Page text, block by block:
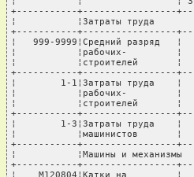
+-----------+-----------------
¦           ¦Затраты
+-----------+-----------------
¦   999-9999¦Средний
¦           ¦рабочих-
¦           ¦строителей
+-----------+-----------------
¦        1-1¦Затраты труда
¦           ¦рабочих-
¦           ¦строителей
+-----------+-----------------
¦        1-3¦Затраты труда
¦           ¦машинистов
+-----------+-----------------
¦           ¦Машины и
+-----------+-----------------